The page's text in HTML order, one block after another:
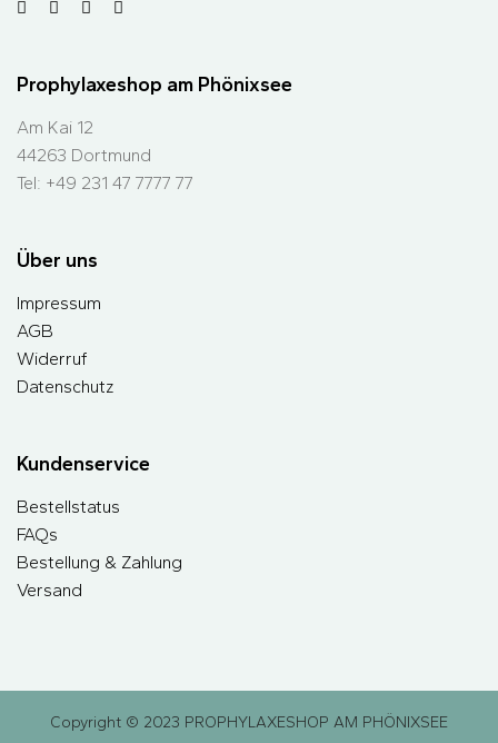
Prophylaxeshop am Phönixsee
Am Kai 12
44263 Dortmund
Tel: +49 231 47 7777 77
Über uns
Impressum
AGB
Widerruf
Datenschutz
Kundenservice
Bestellstatus
FAQs
Bestellung & Zahlung
Versand
Copyright © 2023 PROPHYLAXESHOP AM PHÖNIXSEE